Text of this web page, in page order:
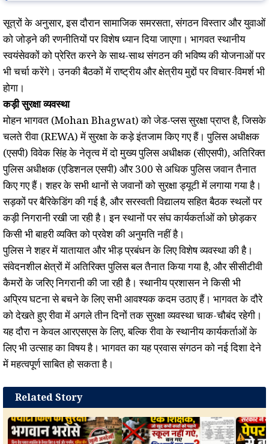
सूत्रों के अनुसार, इस दौरान सामाजिक समरसता, संगठन विस्तार और युवाओं
को जोड़ने की रणनीतियों पर विशेष ध्यान दिया जाएगा। भागवत स्थानीय
स्वयंसेवकों को प्रेरित करने के साथ-साथ संगठन की भविष्य की योजनाओं पर
भी चर्चा करेंगे। उनकी बैठकों में राष्ट्रीय और क्षेत्रीय मुद्दों पर विचार-विमर्श भी
होगा।
कड़ी सुरक्षा व्यवस्था
मोहन भागवत (Mohan Bhagwat) को जेड-प्लस सुरक्षा प्राप्त है, जिसके
चलते रीवा (REWA) में सुरक्षा के कड़े इंतजाम किए गए हैं। पुलिस अधीक्षक
(एसपी) विवेक सिंह के नेतृत्व में दो मुख्य पुलिस अधीक्षक (सीएसपी), अतिरिक्त
पुलिस अधीक्षक (एडिशनल एसपी) और 300 से अधिक पुलिस जवान तैनात
किए गए हैं। शहर के सभी थानों से जवानों को सुरक्षा ड्यूटी में लगाया गया है।
सड़कों पर बैरिकेडिंग की गई है, और सरस्वती विद्यालय सहित बैठक स्थलों पर
कड़ी निगरानी रखी जा रही है। इन स्थानों पर संघ कार्यकर्ताओं को छोड़कर
किसी भी बाहरी व्यक्ति को प्रवेश की अनुमति नहीं है।
पुलिस ने शहर में यातायात और भीड़ प्रबंधन के लिए विशेष व्यवस्था की है।
संवेदनशील क्षेत्रों में अतिरिक्त पुलिस बल तैनात किया गया है, और सीसीटीवी
कैमरों के जरिए निगरानी की जा रही है। स्थानीय प्रशासन ने किसी भी
अप्रिय घटना से बचने के लिए सभी आवश्यक कदम उठाए हैं। भागवत के दौरे
को देखते हुए रीवा में अगले तीन दिनों तक सुरक्षा व्यवस्था चाक-चौबंद रहेगी।
यह दौरा न केवल आरएसएस के लिए, बल्कि रीवा के स्थानीय कार्यकर्ताओं के
लिए भी उत्साह का विषय है। भागवत का यह प्रवास संगठन को नई दिशा देने
में महत्वपूर्ण साबित हो सकता है।
Related Story